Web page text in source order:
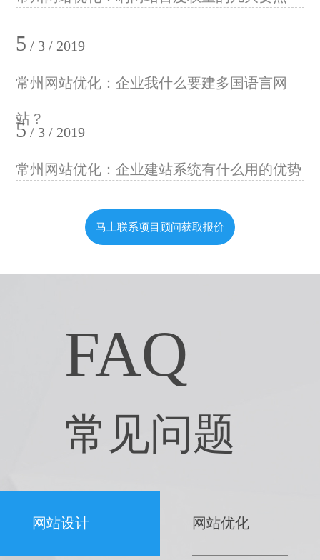
5 / 3 / 2019
常州网站优化：企业我什么要建多国语言网
站？
5 / 3 / 2019
常州网站优化：企业建站系统有什么用的优势
马上联系项目顾问获取报价
FAQ
常见问题
网站设计 网站优化